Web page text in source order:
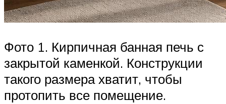
Фото 1. Кирпичная банная печь с
закрытой каменкой. Конструкции
такого размера хватит, чтобы
протопить все помещение.